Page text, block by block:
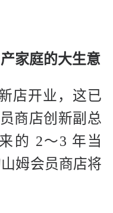
家庭的大生意
店开业，这已
商店创新副总
的 2～3 年当
姆会员商店将